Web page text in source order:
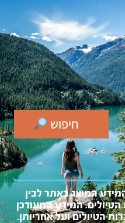
חיפוש
המידע המוצג באתר לבין
המידע המעודכן
הטיולים ועל אחריותן.